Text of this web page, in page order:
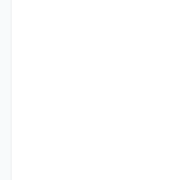
در خبرنامه ما عضو شوید